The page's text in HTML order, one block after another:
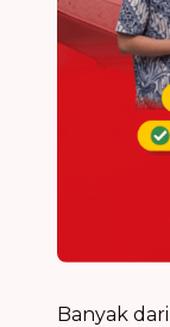
Banyak